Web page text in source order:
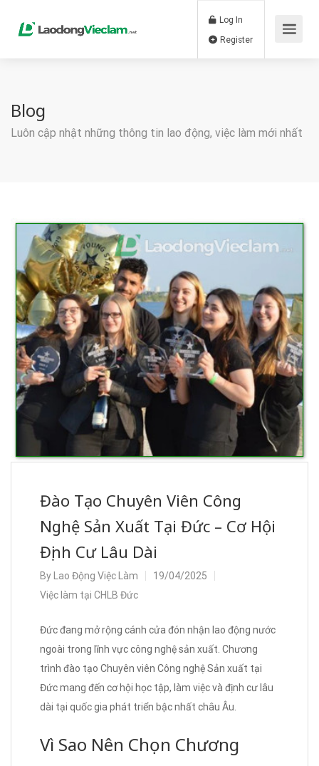
Log In
Blog
Luôn cập nhật những thông tin lao động, việc làm mới nhất
Đào Tạo Chuyên Viên Công
Nghệ Sản Xuất Tại Đức – Cơ Hội
Định Cư Lâu Dài
By Lao Động Việc Làm
19/04/2025
Việc làm tại CHLB Đức
Đức đang mở rộng cánh cửa đón nhận lao động nước
ngoài trong lĩnh vực công nghệ sản xuất. Chương
trình đào tạo Chuyên viên Công nghệ Sản xuất tại
Đức mang đến cơ hội học tập, làm việc và định cư lâu
dài tại quốc gia phát triển bậc nhất châu Âu.
Vì Sao Nên Chọn Chương